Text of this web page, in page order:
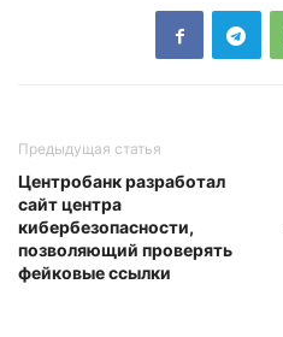
Предыдущая статья
Центробанк разработал
сайт центра
кибербезопасности,
позволяющий проверять
фейковые ссылки